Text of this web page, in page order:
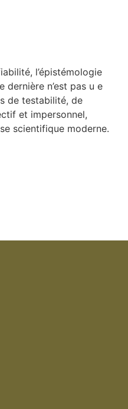
l’épistémologie
n’est pas u e
de testabilité, de
et impersonnel,
scientifique moderne.